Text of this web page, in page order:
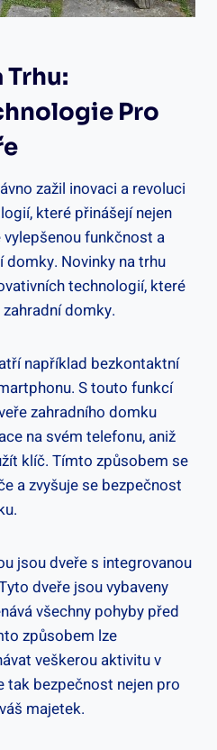
Pro
zažil inovaci a revoluci
které přinášejí nejen
funkčnost a
Novinky na trhu
technologií, které
domky.
například bezkontaktní
S touto funkcí
zahradního domku
na svém telefonu, aniž
klíč. Tímto způsobem se
a zvyšuje se bezpečnost
jsou dveře s integrovanou
dveře jsou vybaveny
všechny pohyby před
způsobem lze
veškerou aktivitu v
tak bezpečnost nejen pro
majetek.